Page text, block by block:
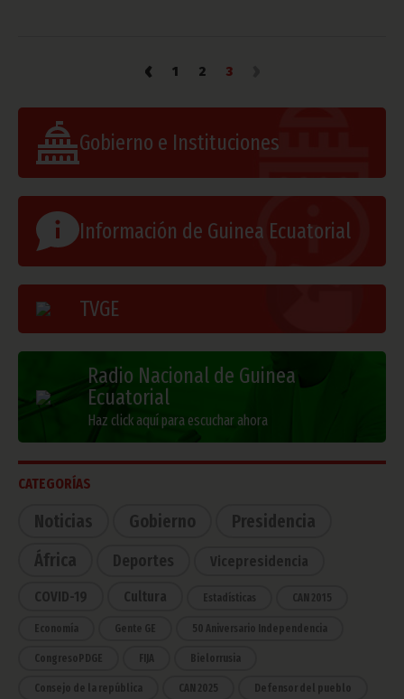
‹ 1 2 3
Gobierno e Instituciones
Información de Guinea Ecuatorial
TVGE
Radio Nacional de Guinea
Ecuatorial
Haz click aquí para escuchar ahora
CATEGORÍAS
Noticias Gobierno
Presidencia
África
Deportes Vicepresidencia
COVID-19 Cultura Estadísticas CAN 2015
Economía Gente GE 50 Aniversario Independencia
CongresoPDGE FIJA Bielorrusia
Consejo de la república CAN 2025 Defensor del pueblo